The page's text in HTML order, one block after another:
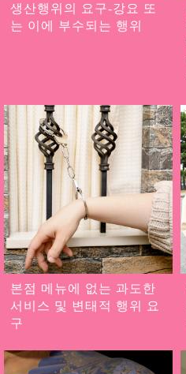
생산행위의 요구-강요 또
는 이에 부수되는 행위
본점 메뉴에 없는 과도한
서비스 및 변태적 행위 요
구